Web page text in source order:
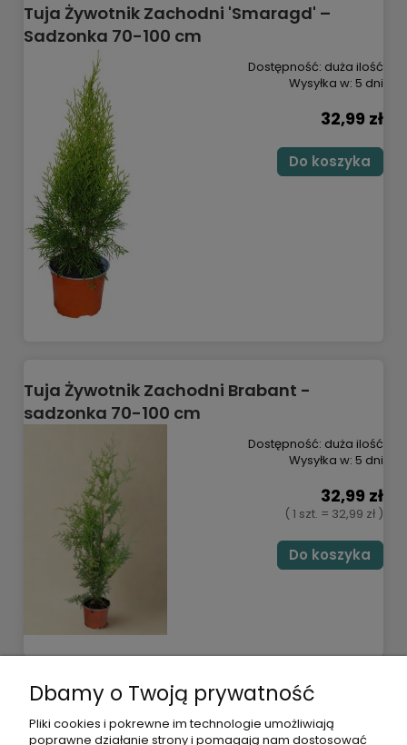
Tuja Żywotnik Zachodni 'Smaragd' –
Sadzonka 70-100 cm
Dostępność: duża ilość
Wysyłka w: 5 dni
32,99 zł
Do koszyka
Tuja Żywotnik Zachodni Brabant -
sadzonka 70-100 cm
Dostępność: duża ilość
Wysyłka w: 5 dni
32,99 zł
( 1 szt. = 32,99 zł )
Do koszyka
POMOC
Dbamy o Twoją prywatność
Pliki cookies i pokrewne im technologie umożliwiają
poprawne działanie strony i pomagają nam dostosować